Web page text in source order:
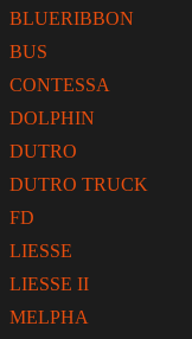
BLUERIBBON
BUS
CONTESSA
DOLPHIN
DUTRO
DUTRO TRUCK
FD
LIESSE
LIESSE II
MELPHA